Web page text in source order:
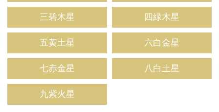
三碧木星 四緑木星
五黄土星 六白金星
七赤金星 八白土星
九紫火星